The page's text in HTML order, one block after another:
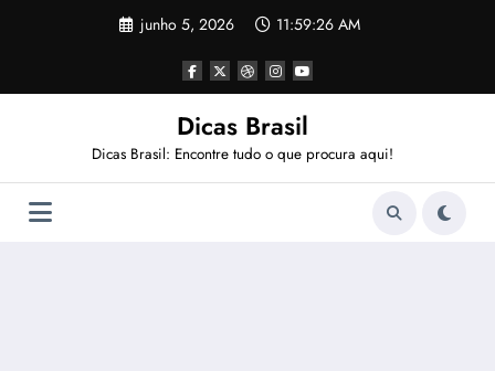
junho 5, 2026 11:59:27 AM
Dicas Brasil
Dicas Brasil: Encontre tudo o que procura aqui!